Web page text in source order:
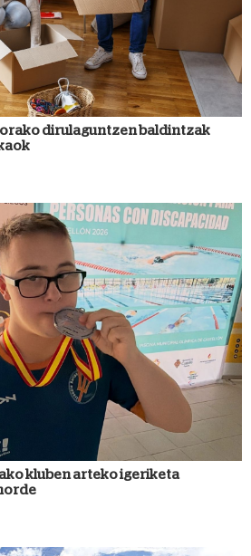
dirulaguntzen baldintzak
kluben arteko igeriketa